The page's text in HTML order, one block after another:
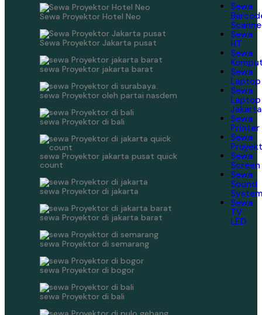
Sewa Proyektor Hotel Neo
Sewa Proyektor Jakarta pusat
sewa Proyektor jakarta barat
sewa Proyektor oleh partai nasdem
sewa Proyektor di bali
sewa Proyektor jakarta pusat quick
count
sewa Proyektor di jakarta
sewa Proyektor di jakarta barat
sewa Proyektor di semarang
sewa Proyektor di bogor
sewa Proyektor di bali
Sewa
Sewa
HT
Sewa
Sewa
Laptop
Sewa
Laptop
Jakarta
Sewa
Printer
Sewa
Sewa
Screen
Sewa
Sound
System
Sewa
TV
LED